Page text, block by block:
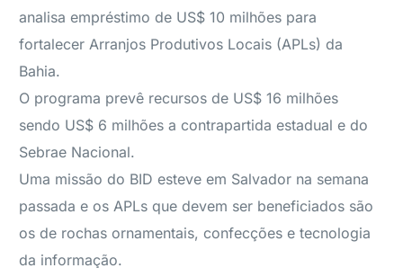
analisa empréstimo de US$ 10 milhões para
fortalecer Arranjos Produtivos Locais (APLs) da
Bahia.
O programa prevê recursos de US$ 16 milhões
sendo US$ 6 milhões a contrapartida estadual e do
Sebrae Nacional.
Uma missão do BID esteve em Salvador na semana
passada e os APLs que devem ser beneficiados são
os de rochas ornamentais, confecções e tecnologia
da informação.